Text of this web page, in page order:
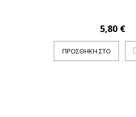
5,80 €
ΠΡΟΣΘΉΚΗ ΣΤΟ